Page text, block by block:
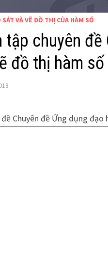
VÀ VẼ ĐỒ THỊ CỦA HÀM SỐ
tập chuyên
đồ thị hàm số
Chuyên đề Ứng dụng